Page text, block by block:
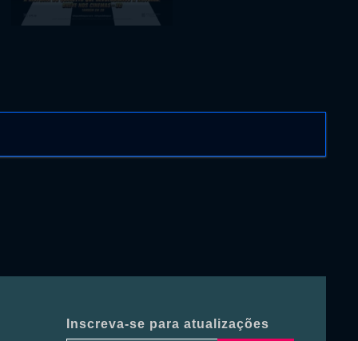
Inscreva-se para atualizações